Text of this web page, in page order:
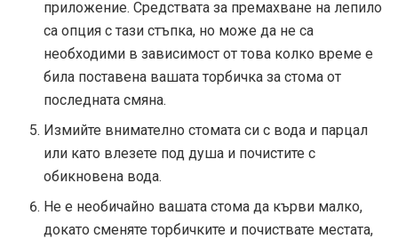
приложение. Средствата за премахване на лепило
са опция с тази стъпка, но може да не са
необходими в зависимост от това колко време е
била поставена вашата торбичка за стома от
последната смяна.
Измийте внимателно стомата си с вода и парцал
или като влезете под душа и почистите с
обикновена вода.
Не е необичайно вашата стома да кърви малко,
докато сменяте торбичките и почиствате местата,